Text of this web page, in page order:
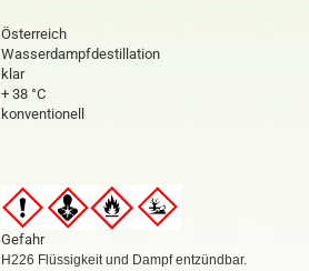
Österreich
Wasserdampfdestillation
klar
+ 38 °C
konventionell
Gefahr
H226 Flüssigkeit und Dampf entzündbar.